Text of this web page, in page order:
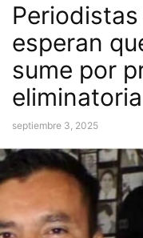
esperan
sume por
septiembre 3, 2025